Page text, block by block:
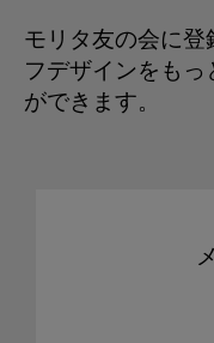
モリタ友の会に登
フデザインをも
ができます。